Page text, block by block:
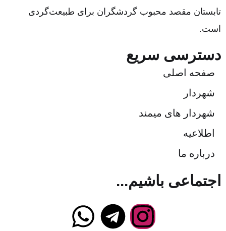
تابستان مقصد محبوب گردشگران برای طبیعت‌گردی
است.
دسترسی سریع
صفحه اصلی
شهردار
شهردار های میمند
اطلاعیه
درباره ما
اجتماعی باشیم...